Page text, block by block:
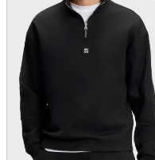
5DK150542593309.154